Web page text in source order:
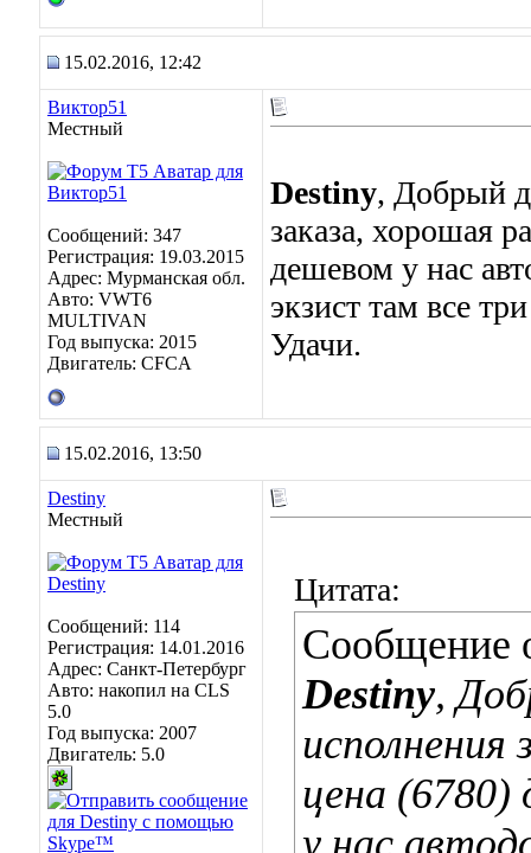
15.02.2016, 12:42
Виктор51
Местный
Сообщений: 347
Регистрация: 19.03.2015
Адрес: Мурманская обл.
Авто: VWT6
MULTIVAN
Год выпуска: 2015
Двигатель: CFCA
Destiny, Добрый
заказа, хорошая
дешевом у нас
экзист там все
Удачи.
15.02.2016, 13:50
Destiny
Местный
Сообщений: 114
Регистрация: 14.01.2016
Адрес: Санкт-Петербург
Авто: накопил на CLS
5.0
Год выпуска: 2007
Двигатель: 5.0
Цитата:
Сообщение
Destiny,
исполнения
цена (6780)
у нас